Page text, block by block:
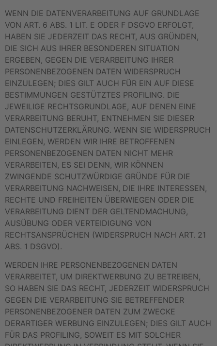
WENN DIE DATENVERARBEITUNG AUF GRUNDLAGE
VON ART. 6 ABS. 1 LIT. E ODER F DSGVO ERFOLGT,
HABEN SIE JEDERZEIT DAS RECHT, AUS GRÜNDEN,
DIE SICH AUS IHRER BESONDEREN SITUATION
ERGEBEN, GEGEN DIE VERARBEITUNG IHRER
PERSONENBEZOGENEN DATEN WIDERSPRUCH
EINZULEGEN; DIES GILT AUCH FÜR EIN AUF DIESE
BESTIMMUNGEN GESTÜTZTES PROFILING. DIE
JEWEILIGE RECHTSGRUNDLAGE, AUF DENEN EINE
VERARBEITUNG BERUHT, ENTNEHMEN SIE DIESER
DATENSCHUTZERKLÄRUNG. WENN SIE WIDERSPRUCH
EINLEGEN, WERDEN WIR IHRE BETROFFENEN
PERSONENBEZOGENEN DATEN NICHT MEHR
VERARBEITEN, ES SEI DENN, WIR KÖNNEN
ZWINGENDE SCHUTZWÜRDIGE GRÜNDE FÜR DIE
VERARBEITUNG NACHWEISEN, DIE IHRE INTERESSEN,
RECHTE UND FREIHEITEN ÜBERWIEGEN ODER DIE
VERARBEITUNG DIENT DER GELTENDMACHUNG,
AUSÜBUNG ODER VERTEIDIGUNG VON
RECHTSANSPRÜCHEN (WIDERSPRUCH NACH ART. 21
ABS. 1 DSGVO).
WERDEN IHRE PERSONENBEZOGENEN DATEN
VERARBEITET, UM DIREKTWERBUNG ZU BETREIBEN,
SO HABEN SIE DAS RECHT, JEDERZEIT WIDERSPRUCH
GEGEN DIE VERARBEITUNG SIE BETREFFENDER
PERSONENBEZOGENER DATEN ZUM ZWECKE
DERARTIGER WERBUNG EINZULEGEN; DIES GILT AUCH
FÜR DAS PROFILING, SOWEIT ES MIT SOLCHER